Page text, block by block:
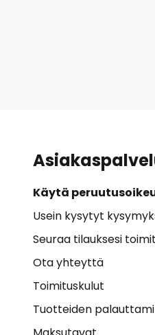
Käytä
Usein kysytyt
Seuraa tilauksesi
Ota yhteyttä
Toimituskulut
Tuotteiden